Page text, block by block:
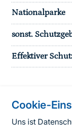
Cookie-
Uns ist
Nationalparke
sonst.
Effektiver